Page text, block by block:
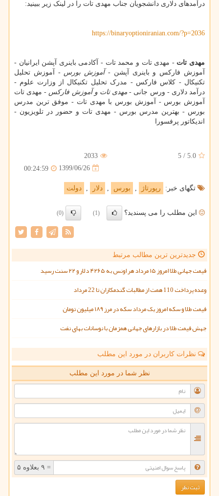
درآمدهای دلاری دانشجویان جناب مهدی تات را در لینک زیر ببینید:
https://binaryoptioniranian.com/?p=2036
مهدی تات - مهدی تات و محمد تات - آکادمی باینری آپشن ایرانیان -
آموزش فارکس و باینری آپشن -آموزش بورس - آموزش تحلیل
تکنیکال - کلاس فارکس - مدرک تحلیل تکنیکال از وزارت علوم -
درآمد دلاری - ورس جانی - مهدی تات و آموزش فارکس - مهدی تات
آموزش بورس - آموزش بورس با مهدی تات - موفق ترین مدرس
بورس - بهترین مدرس بورس - مهدی تات و حضور در تلویزیون -
اندیکاتور پرفسورا
5.0
/
5
2033
1399/06/26
00:24:59
تگهای خبر: رپورتاژ بورس دلار دولت
این مطلب را می پسندید؟ (1)
(0)
جدیدترین ترین مطالب مرتبط
قیمت جهانی طلا امروز ۱۵ مرداد هر اونس به ۴۲۶۵ دلار و ۲۲ سنت رسید
وعده پرداخت 110 همت از مطالبات گندمکاران تا 22 مرداد
قیمت طلا و سکه امروز یک مرداد سکه در مرز ۱۸۹ میلیون تومان
جهش قیمت طلا در بازارهای جهانی همزمان با نوسانات بهای نفت
نظرات کاربران در مورد این مطلب
نظر شما در مورد این مطلب
= ۹ بعلاوه ۵